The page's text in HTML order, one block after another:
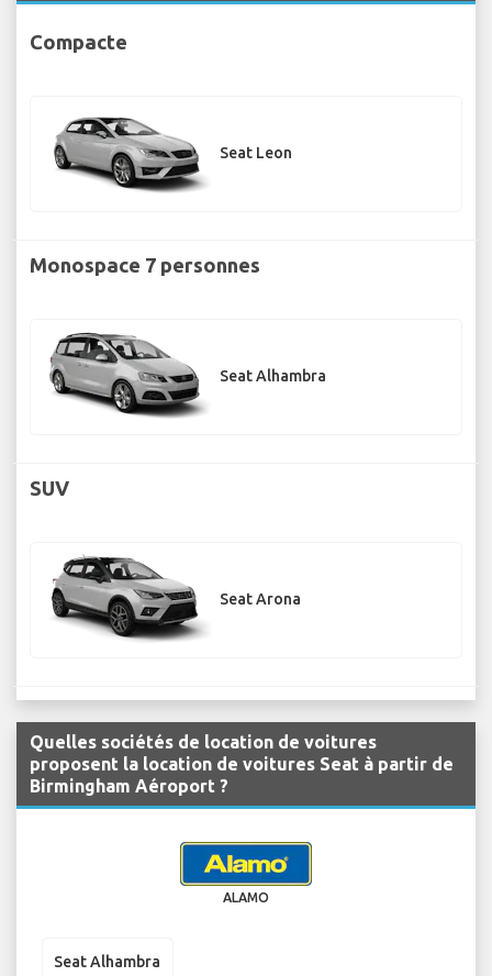
Compacte
Seat Leon
Monospace 7 personnes
Seat Alhambra
SUV
Seat Arona
Quelles sociétés de location de voitures
proposent la location de voitures Seat à partir de
Birmingham Aéroport ?
ALAMO
Seat Alhambra